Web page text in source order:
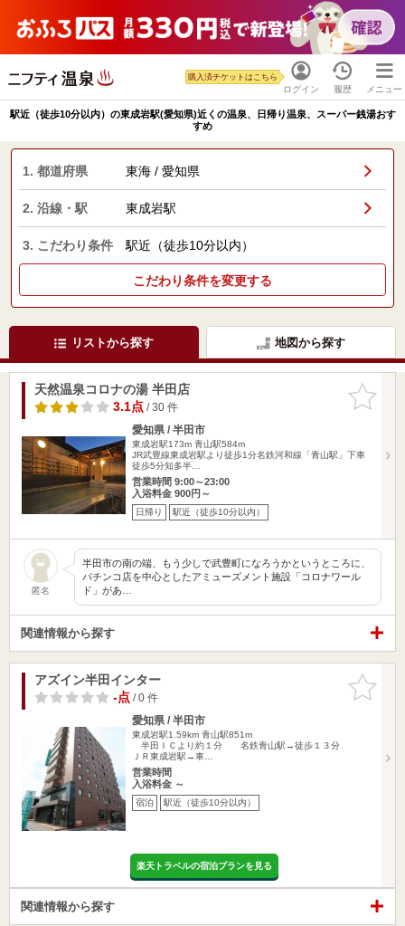
ログイン
購入済チケットはこちら
履歴 メニュー
駅近（徒歩10分以内）の東成岩駅(愛知県)近くの温泉、日帰り温泉、スーパー銭湯おす
すめ
1. 都道府県 東海 / 愛知県
2. 沿線・駅 東成岩駅
3. こだわり条件 駅近（徒歩10分以内）
こだわり条件を変更する
リストから探す 地図から探す
お気に入
りに追加
天然温泉コロナの湯 半田店
3.1点/ 30 件
愛知県 / 半田市
東成岩駅173m 青山駅584m
JR武豊線東成岩駅より徒歩1分名鉄河和線「青山駅」下車
徒歩5分知多半…
営業時間 9:00～23:00
入浴料金 900円～
日帰り 駅近（徒歩10分以内）
匿名
半田市の南の端、もう少しで武豊町になろうかというところに、
パチンコ店を中心としたアミューズメント施設「コロナワール
ド」があ…
関連情報から探す
お気に入
りに追加
アズイン半田インター
-点/ 0 件
愛知県 / 半田市
東成岩駅1.59km 青山駅851m
半田ＩＣより約１分 名鉄青山駅→徒歩１３分
ＪＲ東成岩駅→車…
営業時間
入浴料金 ～
宿泊 駅近（徒歩10分以内）
楽天トラベルの宿泊プランを見る
関連情報から探す